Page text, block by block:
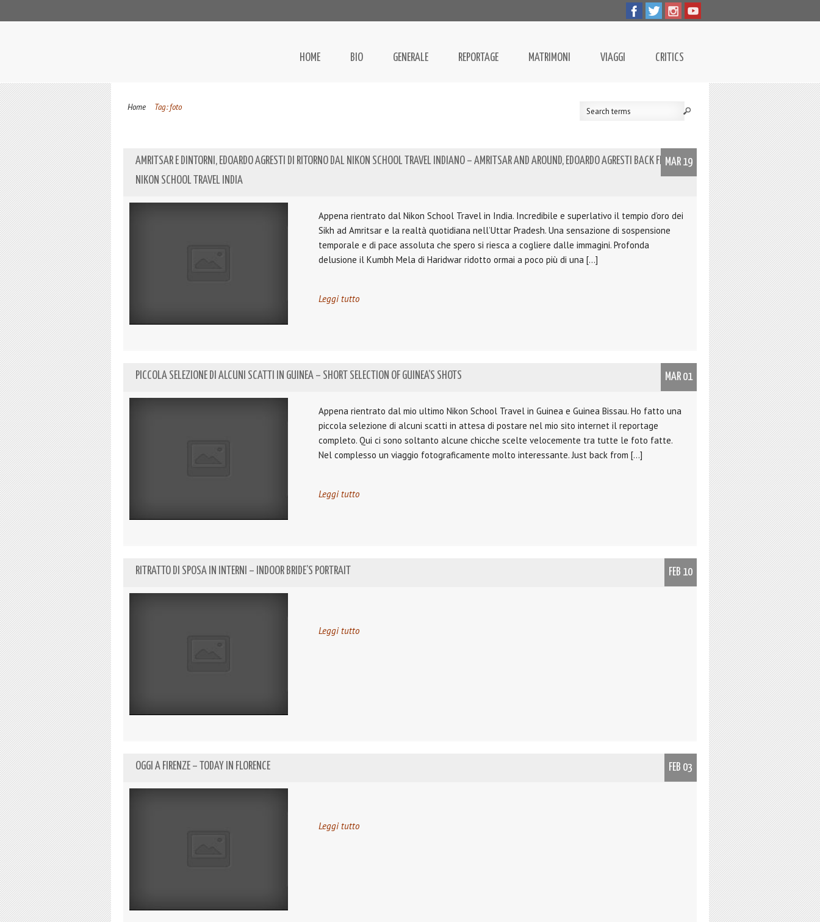
HOME BIO GENERALE REPORTAGE MATRIMONI VIAGGI CRITICS
Home Tag: foto
AMRITSAR E DINTORNI, EDOARDO AGRESTI DI RITORNO DAL NIKON SCHOOL TRAVEL INDIANO – AMRITSAR AND AROUND, EDOARDO AGRESTI BACK FROM
NIKON SCHOOL TRAVEL INDIA
MAR 19
Appena rientrato dal Nikon School Travel in India. Incredibile e superlativo il tempio d’oro dei
Sikh ad Amritsar e la realtà quotidiana nell’Uttar Pradesh. Una sensazione di sospensione
temporale e di pace assoluta che spero si riesca a cogliere dalle immagini. Profonda
delusione il Kumbh Mela di Haridwar ridotto ormai a poco più di una […]
Leggi tutto
PICCOLA SELEZIONE DI ALCUNI SCATTI IN GUINEA – SHORT SELECTION OF GUINEA’S SHOTS MAR 01
Appena rientrato dal mio ultimo Nikon School Travel in Guinea e Guinea Bissau. Ho fatto una
piccola selezione di alcuni scatti in attesa di postare nel mio sito internet il reportage
completo. Qui ci sono soltanto alcune chicche scelte velocemente tra tutte le foto fatte.
Nel complesso un viaggio fotograficamente molto interessante. Just back from […]
Leggi tutto
RITRATTO DI SPOSA IN INTERNI – INDOOR BRIDE’S PORTRAIT FEB 10
Leggi tutto
OGGI A FIRENZE – TODAY IN FLORENCE FEB 03
Leggi tutto